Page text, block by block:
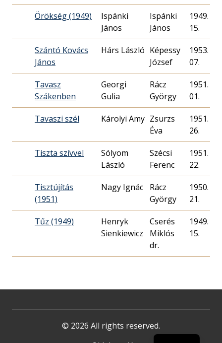
Örökség (1949)
Ispánki
János
Ispánki
János
1949. 04.
15.
Szántó Kovács
János
Hárs László Képessy
József
1953. 01.
07.
Tavasz
Szákenben
Georgi
Gulia
Rácz
György
1951. 04.
01.
Tavaszi szél Károlyi Amy Zsurzs
Éva
1951. 03.
26.
Tiszta szívvel
Sólyom
László
Szécsi
Ferenc
1951. 01.
22.
Tisztújítás
(1951)
Nagy Ignác
Rácz
György
1950. 10.
21.
Tűz (1949)
Henryk
Sienkiewicz
Cserés
Miklós
dr.
1949. 09.
15.
© 2026 All rights reserved.